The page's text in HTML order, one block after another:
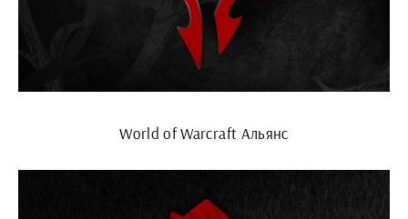
World of Warcraft Альянс